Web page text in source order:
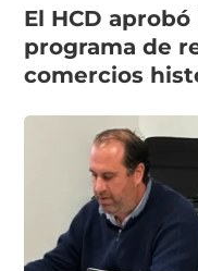
El HCD
programa de
comercios